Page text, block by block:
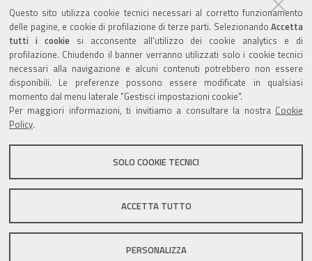
Questo sito utilizza cookie tecnici necessari al corretto funzionamento
delle pagine, e cookie di profilazione di terze parti. Selezionando Accetta
tutti i cookiesi acconsente all’utilizzo dei cookie analytics e di
profilazione. Chiudendo il banner verranno utilizzati solo i cookie tecnici
necessari alla navigazione e alcuni contenuti potrebbero non essere
disponibili. Le preferenze possono essere modificate in qualsiasi
momento dal menu laterale "Gestisci impostazioni cookie".
Per maggiori informazioni, ti invitiamo a consultare la nostra Cookie
Policy.
SOLO COOKIE TECNICI
ACCETTA TUTTO
PERSONALIZZA
Valuta questo sito
Sito istituzionale Comune di Zola Predosa
Privacy policy|DPO|Accessibilità